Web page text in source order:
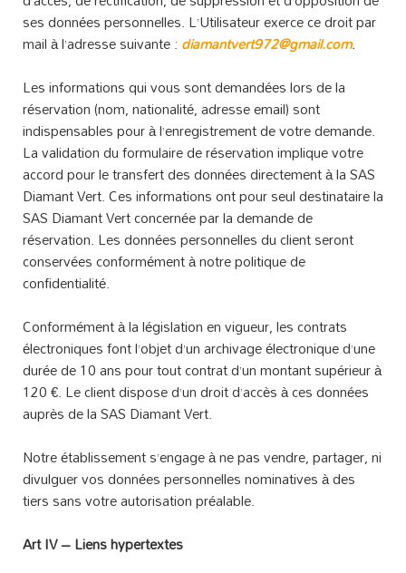
ses données personnelles. L’Utilisateur exerce ce droit par
mail à l’adresse suivante : diamantvert972@gmail.com.
Les informations qui vous sont demandées lors de la
réservation (nom, nationalité, adresse email) sont
indispensables pour à l’enregistrement de votre demande.
La validation du formulaire de réservation implique votre
accord pour le transfert des données directement à la SAS
Diamant Vert. Ces informations ont pour seul destinataire la
SAS Diamant Vert concernée par la demande de
réservation. Les données personnelles du client seront
conservées conformément à notre politique de
confidentialité.
Conformément à la législation en vigueur, les contrats
électroniques font l’objet d’un archivage électronique d’une
durée de 10 ans pour tout contrat d’un montant supérieur à
120 €. Le client dispose d’un droit d’accès à ces données
auprès de la SAS Diamant Vert.
Notre établissement s’engage à ne pas vendre, partager, ni
divulguer vos données personnelles nominatives à des
tiers sans votre autorisation préalable.
Art IV – Liens hypertextes